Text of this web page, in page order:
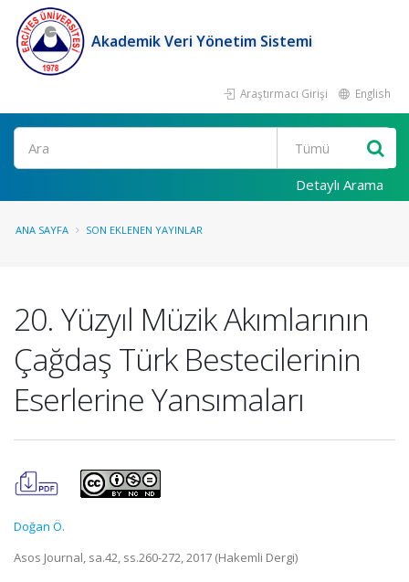
Akademik Veri Yönetim Sistemi
Araştırmacı Girişi English
Ara
Detaylı Arama
ANA SAYFA SON EKLENEN YAYINLAR
20. Yüzyıl Müzik Akımlarının
Çağdaş Türk Bestecilerinin
Eserlerine Yansımaları
Doğan Ö.
Asos Journal, sa.42, ss.260-272, 2017 (Hakemli Dergi)